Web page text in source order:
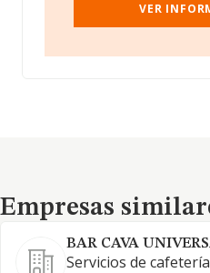
VER
Empresas similares
Empresas
BAR CAVA
Servicios de